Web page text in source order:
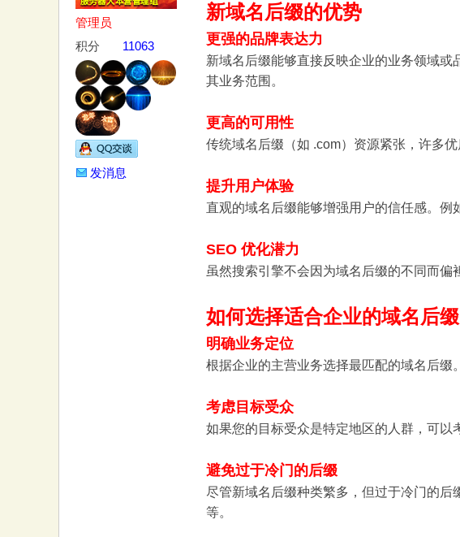
管理员
积分
11063
发消息
新域名后缀的优势
更强的品牌表达力
新域名后缀能够直接反映企业的业务领域
其业务范围。
更高的可用性
传统域名后缀（如 .com）资源紧张，许多
提升用户体验
直观的域名后缀能够增强用户的信任感。例
SEO 优化潜力
虽然搜索引擎不会因为域名后缀的不同而偏
如何选择适合企业的域名后缀
明确业务定位
根据企业的主营业务选择最匹配的域名后缀
考虑目标受众
如果您的目标受众是特定地区的人群，可以
避免过于冷门的后缀
尽管新域名后缀种类繁多，但过于冷门的
等。